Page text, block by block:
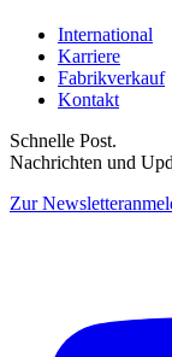
International
Karriere
Fabrikverkauf
Kontakt
Schnelle Post.
Nachrichten und
Zur